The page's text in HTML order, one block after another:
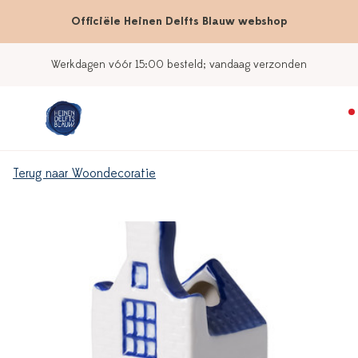
Officiële Heinen Delfts Blauw webshop
Werkdagen vóór 15:00 besteld; vandaag verzonden
Terug naar Woondecoratie